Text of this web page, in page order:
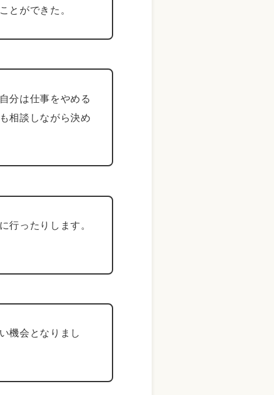
とができた。
分は仕事をやめる
相談しながら決め
行ったりします。
機会となりまし